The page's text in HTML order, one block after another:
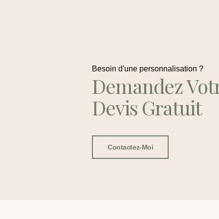
Besoin d'une personnalisation ?
Demandez
Devis Gratuit
Contactez-Moi